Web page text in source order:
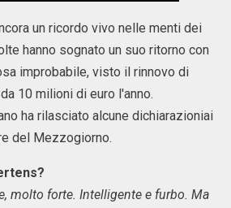
un ricordo vivo nelle menti dei
hanno sognato un suo ritorno con
improbabile, visto il rinnovo di
10 milioni di euro l'anno.
ha rilasciato alcune dichiarazioniai
del Mezzogiorno.
molto forte. Intelligente e furbo. Ma